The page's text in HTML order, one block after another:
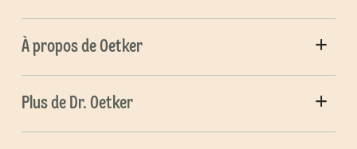
À propos de Oetker
Plus de Dr. Oetker